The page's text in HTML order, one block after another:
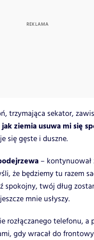
trzymająca sekator,
jak ziemia usuwa mi się
się gęste i duszne.
–
że będziemy tu razem
spokojny, twój dług
mnie usłyszy.
rozłączanego telefonu,
gdy wracał do